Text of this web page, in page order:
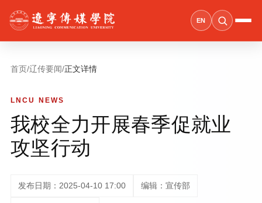
EN
首页/辽传要闻/正文详情
LNCU NEWS
我校全力开展春季促就业
攻坚行动
发布日期：2025-04-10 17:00 编辑：宣传部